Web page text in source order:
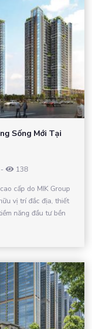
Sống Mới Tại
-
138
cấp do MIK Group
vị trí đắc địa, thiết
năng đầu tư bền